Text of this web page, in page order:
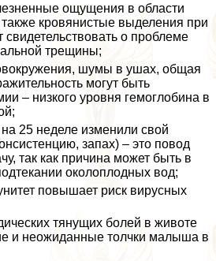
ощущения в области
кровянистые выделения при
свидетельствовать о проблеме
трещины;
шумы в ушах, общая
могут быть
– низкого уровня гемоглобина в
25 неделе изменили свой
запах) – это повод
так как причина может быть в
околоплодных вод;
повышает риск вирусных
тянущих болей в животе
и неожиданные толчки малыша в